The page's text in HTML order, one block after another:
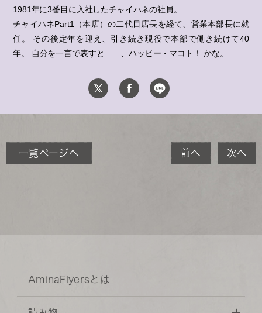
1981年に3番目に入社したチャイハネの社員。
チャイハネPart1（本店）の二代目店長を経て、営業本部長に就
任。
その後定年を迎え、引き続き現役で本部で働き続けて40
年。
自分を一言で表すと……、ハッピー・マコト！ かな。
一覧ページへ 前へ 次へ
AminaFlyersとは